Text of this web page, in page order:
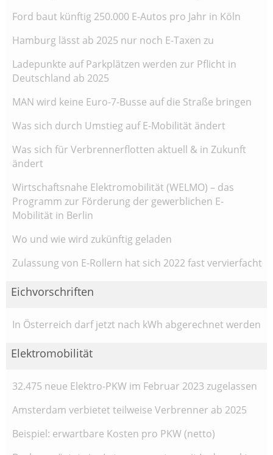
Ford baut künftig 250.000 E-Autos pro Jahr in Köln
Hamburg lässt ab 2025 nur noch E-Taxen zu
Ladepunkte auf Parkplätzen werden zur Pflicht in
Deutschland ab 2025
MAN wird keine Euro-7-Busse auf die Straße bringen
Was sich durch Umstieg auf E-Mobilität ändert
Was sich für Verbrennerflotten aktuell & in Zukunft
ändert
Wirtschaftsnahe Elektromobilität (WELMO) – das
Programm zur Förderung der gewerblichen E-
Mobilität in Berlin
Wo und wie wird zukünftig geladen
Zulassung von E-Rollern hat sich 2022 fast vervierfacht
Eichvorschriften
In Österreich darf jetzt nach kWh abgerechnet werden
Elektromobilität
32.475 neue Elektro-PKW im Februar 2023 zugelassen
Amsterdam verbietet teilweise Verbrenner ab 2025
Beispiel: erwartbare Kosten pro PKW (netto)